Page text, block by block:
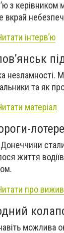
з керівником
вкрай
інтерв’ю
незламності.
та як
матеріал
життя
про
можлива